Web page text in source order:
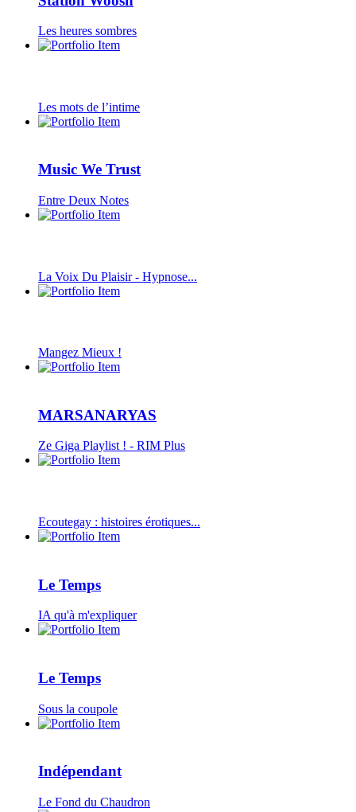
Les heures sombres
Les mots de l’intime
Music We Trust
Entre Deux Notes
La Voix Du Plaisir - Hypnose...
Mangez Mieux !
MARSANARYAS
Ze Giga Playlist ! - RIM Plus
Ecoutegay : histoires érotiques...
Le Temps
IA qu'à m'expliquer
Le Temps
Sous la coupole
Indépendant
Le Fond du Chaudron